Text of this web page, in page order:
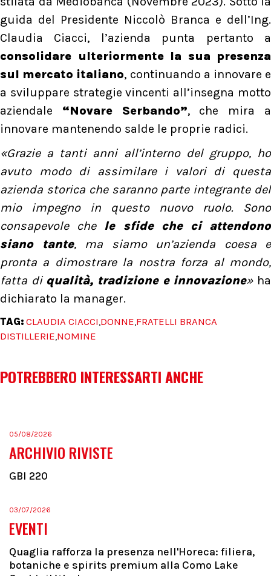
guida del Presidente Niccolò Branca e dell’Ing.
Claudia Ciacci, l’azienda punta pertanto a
consolidare ulteriormente la sua presenza
sul mercato italiano, continuando a innovare e
a sviluppare strategie vincenti all’insegna motto
aziendale “Novare Serbando”, che mira a
innovare mantenendo salde le proprie radici.
«Grazie a tanti anni all’interno del gruppo, ho
avuto modo di assimilare i valori di questa
azienda storica che saranno parte integrante del
mio impegno in questo nuovo ruolo. Sono
consapevole che le sfide che ci attendono
siano tante, ma siamo un’azienda coesa e
pronta a dimostrare la nostra forza al mondo,
fatta di qualità, tradizione e innovazione»ha
dichiarato la manager.
TAG: CLAUDIA CIACCI,DONNE,FRATELLI BRANCA
DISTILLERIE,NOMINE
POTREBBERO INTERESSARTI ANCHE
05/08/2026
ARCHIVIO RIVISTE
GBI 220
03/07/2026
EVENTI
Quaglia rafforza la presenza nell'Horeca: filiera,
botaniche e spirits premium alla Como Lake